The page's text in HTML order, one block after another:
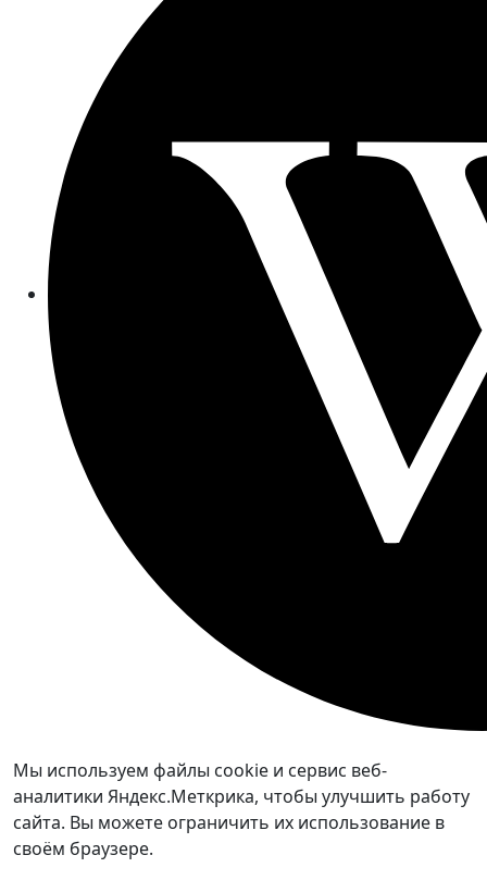
Мы используем файлы cookie и сервис веб-
аналитики Яндекс.Меткрика, чтобы улучшить работу
сайта. Вы можете ограничить их использование в
своём браузере.